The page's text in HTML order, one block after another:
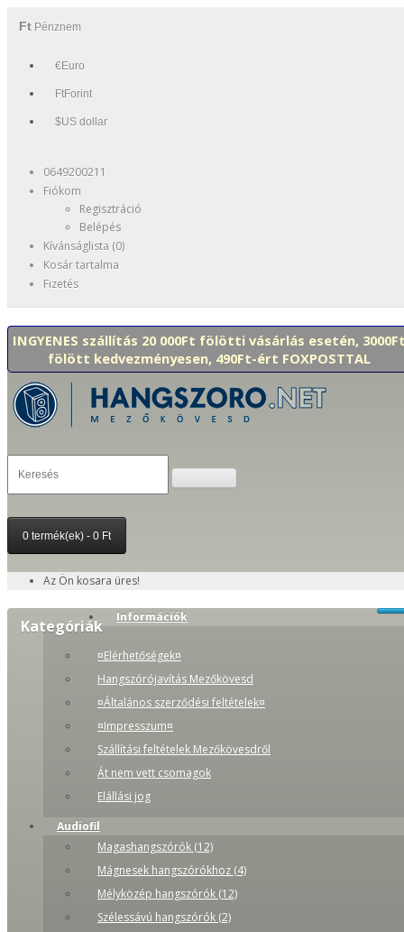
Ft Pénznem
€Euro
FtForint
$US dollar
0649200211
Fiókom
Regisztráció
Belépés
Kívánságlista (0)
Kosár tartalma
Fizetés
INGYENES szállítás 20 000Ft fölötti vásárlás esetén,
fölött kedvezményesen, 490Ft-ért FOXPOSTTAL
0 termék(ek) - 0 Ft
Az Ön kosara üres!
Kategóriák Információk
¤Elérhetőségek¤
Hangszórójavítás Mezőkövesd
¤Általános szerződési feltételek¤
¤Impresszum¤
Szállítási feltételek Mezőkövesdről
Át nem vett csomagok
Elállási jog
Audiofil
Magashangszórók (12)
Mágnesek hangszórókhoz (4)
Mélyközép hangszórók (12)
Szélessávú hangszórók (2)